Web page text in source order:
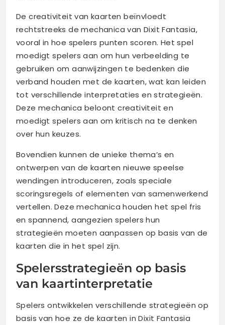
De creativiteit van kaarten beïnvloedt
rechtstreeks de mechanica van Dixit Fantasia,
vooral in hoe spelers punten scoren. Het spel
moedigt spelers aan om hun verbeelding te
gebruiken om aanwijzingen te bedenken die
verband houden met de kaarten, wat kan leiden
tot verschillende interpretaties en strategieën.
Deze mechanica beloont creativiteit en
moedigt spelers aan om kritisch na te denken
over hun keuzes.
Bovendien kunnen de unieke thema’s en
ontwerpen van de kaarten nieuwe speelse
wendingen introduceren, zoals speciale
scoringsregels of elementen van samenwerkend
vertellen. Deze mechanica houden het spel fris
en spannend, aangezien spelers hun
strategieën moeten aanpassen op basis van de
kaarten die in het spel zijn.
Spelersstrategieën op basis
van kaartinterpretatie
Spelers ontwikkelen verschillende strategieën op
basis van hoe ze de kaarten in Dixit Fantasia